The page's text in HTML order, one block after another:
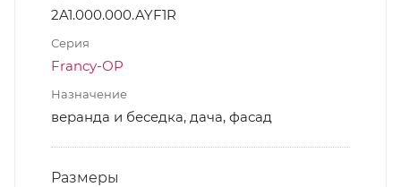
2A1.000.000.AYF1R
Серия
Francy-ОP
Назначение
веранда и беседка, дача, фасад
Размеры